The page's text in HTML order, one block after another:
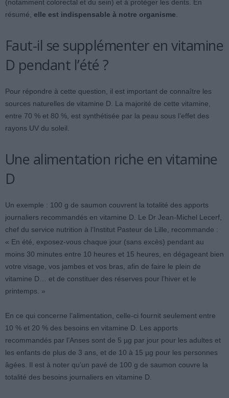
(notamment colorectal et du sein) et à protéger les dents. En
résumé, elle est indispensable à notre organisme
Faut-il se supplémenter en vitamine
D pendant l’été ?
Pour répondre à cette question, il est important de connaître les
sources naturelles de vitamine D. La majorité de cette vitamine,
entre 70 % et 80 %, est synthétisée par la peau sous l’effet des
rayons UV du soleil.
Une alimentation riche en vitamine
D
Un exemple : 100 g de saumon couvrent la totalité des apports
journaliers recommandés en vitamine D. Le Dr Jean-Michel Lecerf,
chef du service nutrition à l’Institut Pasteur de Lille, recommande :
« En été, exposez-vous chaque jour (sans excès) pendant au
moins 30 minutes entre 10 heures et 15 heures, en dégageant bien
votre visage, vos jambes et vos bras, afin de faire le plein de
vitamine D… et de constituer des réserves pour l’hiver et le
printemps. »
En ce qui concerne l’alimentation, celle-ci fournit seulement entre
10 % et 20 % des besoins en vitamine D. Les apports
recommandés par l’Anses sont de 5 µg par jour pour les adultes et
les enfants de plus de 3 ans, et de 10 à 15 µg pour les personnes
âgées. Il est à noter qu’un pavé de 100 g de saumon couvre la
totalité des besoins journaliers en vitamine D.